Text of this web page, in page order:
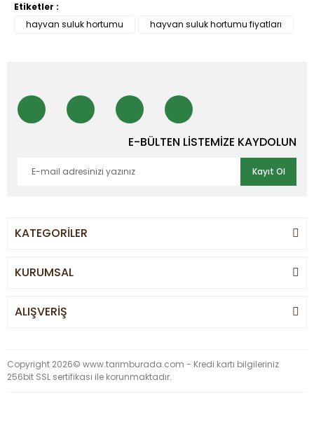
Etiketler :
hayvan suluk hortumu
hayvan suluk hortumu fiyatları
E-BÜLTEN LİSTEMİZE KAYDOLUN
Kayıt Ol
KATEGORİLER
KURUMSAL
ALIŞVERİŞ
Copyright 2026© www.tarımburada.com - Kredi kartı bilgileriniz
256bit SSL sertifikası ile korunmaktadır.